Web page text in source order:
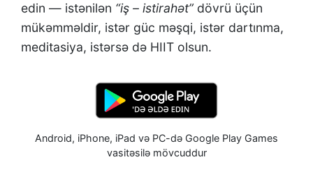
edin — istənilən “iş – istirahət” dövrü üçün
mükəmməldir, istər güc məşqi, istər dartınma,
meditasiya, istərsə də HIIT olsun.
Android, iPhone, iPad və PC-də Google Play Games
vasitəsilə mövcuddur